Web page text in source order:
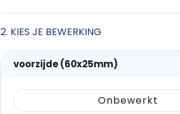
2. KIES JE BEWERKING
voorzijde (60x25mm)
Onbewerkt